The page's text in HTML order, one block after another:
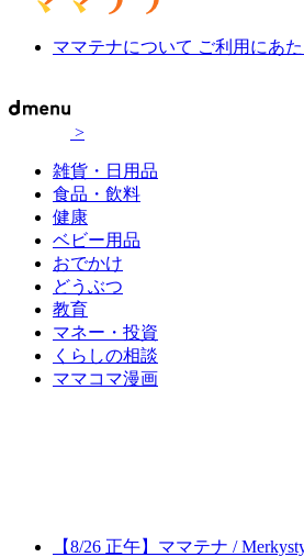
ママテナについて ご利用にあ
>
雑貨・日用品
食品・飲料
健康
ベビー用品
おでかけ
どうぶつ
教育
マネー・投資
くらしの相談
ママコマ漫画
【8/26 正午】ママテナ /